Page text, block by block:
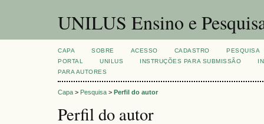
UNILUS Ensino e
CAPA SOBRE ACESSO CADASTRO
PESQUISA
PORTAL
UNILUS INSTRUÇÕES PARA SUBMISSÃO
PARA AUTORES
Capa > Pesquisa > Perfil do autor
Perfil do autor